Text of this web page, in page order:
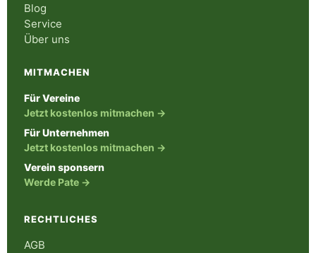
Blog
Service
Über uns
MITMACHEN
Für Vereine
Jetzt kostenlos mitmachen →
Für Unternehmen
Jetzt kostenlos mitmachen →
Verein sponsern
Werde Pate →
RECHTLICHES
AGB